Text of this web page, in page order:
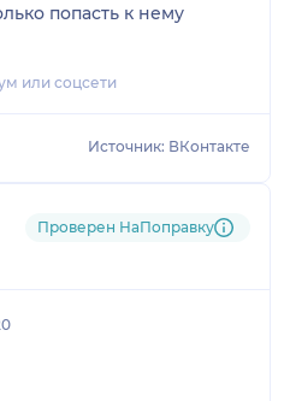
попасть к нему
или соцсети
Источник: ВКонтакте
Проверен НаПоправку